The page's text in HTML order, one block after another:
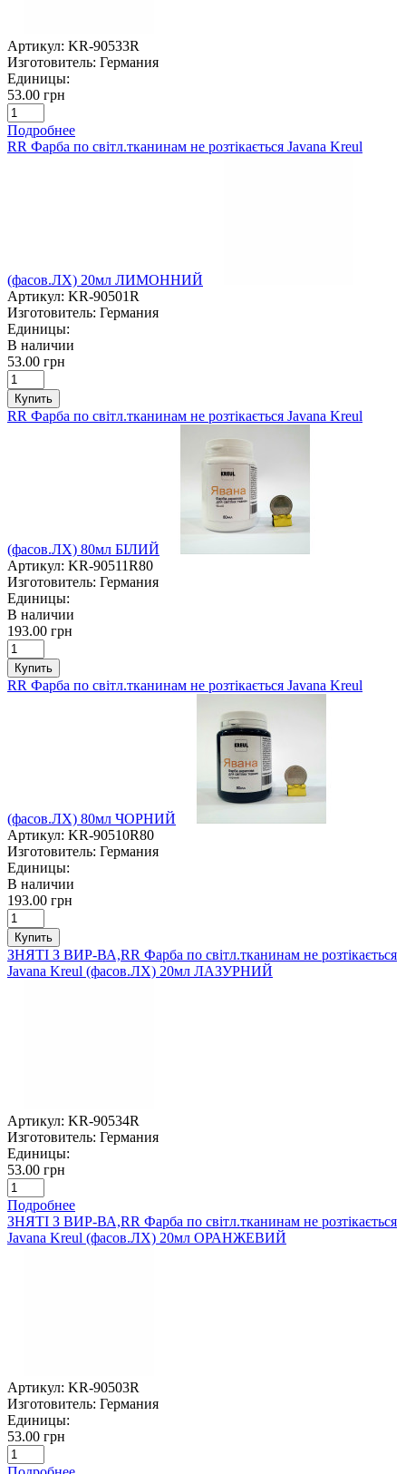
Артикул: KR-90533R
Изготовитель: Германия
Единицы:
53.00 грн
Подробнее
RR Фарба по світл.тканинам не розтікається Javana Kreul
(фасов.ЛХ) 20мл ЛИМОННИЙ
Артикул: KR-90501R
Изготовитель: Германия
Единицы:
В наличии
53.00 грн
Купить
RR Фарба по світл.тканинам не розтікається Javana Kreul
(фасов.ЛХ) 80мл БІЛИЙ
Артикул: KR-90511R80
Изготовитель: Германия
Единицы:
В наличии
193.00 грн
Купить
RR Фарба по світл.тканинам не розтікається Javana Kreul
(фасов.ЛХ) 80мл ЧОРНИЙ
Артикул: KR-90510R80
Изготовитель: Германия
Единицы:
В наличии
193.00 грн
Купить
ЗНЯТІ З ВИР-ВА,RR Фарба по світл.тканинам не розтікається
Javana Kreul (фасов.ЛХ) 20мл ЛАЗУРНИЙ
Артикул: KR-90534R
Изготовитель: Германия
Единицы:
53.00 грн
Подробнее
ЗНЯТІ З ВИР-ВА,RR Фарба по світл.тканинам не розтікається
Javana Kreul (фасов.ЛХ) 20мл ОРАНЖЕВИЙ
Артикул: KR-90503R
Изготовитель: Германия
Единицы:
53.00 грн